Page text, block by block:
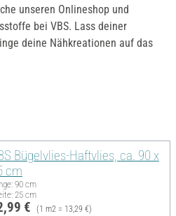
unseren Onlineshop und
bei VBS. Lass deiner
deine Nähkreationen auf das
Bügelvlies-Haftvlies, ca. 90 x
cm
90 cm
25 cm
€ (1 m2 = 13,29 €)